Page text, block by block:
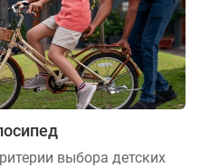
выбора детских